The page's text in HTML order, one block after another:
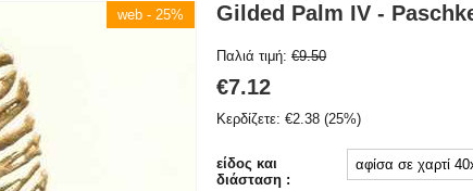
web - 25% Gilded Palm IV -
Παλιά τιμή: €9.50
€7.12
Κερδίζετε: €2.38 (25%)
είδος και
διάσταση :